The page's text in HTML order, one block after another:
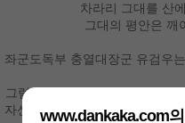
차라리 그대를 산
그대의 평안은
좌군도독부 충열대장군 유검우
그럼에도 유하와 만나서, 그녀
자신이 그녀를 마음에 담은 것
www.dankaka.com